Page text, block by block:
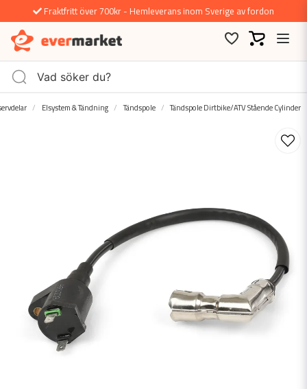
Fraktfritt över 700kr - Hemleverans inom Sverige av fordon
Elsystem & Tändning Tändspole Tändspole Dirtbike/ATV Stående Cylinder